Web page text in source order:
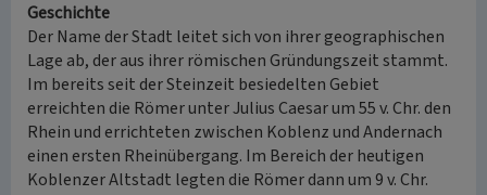
Geschichte
Der Name der Stadt leitet sich von ihrer geographischen
Lage ab, der aus ihrer römischen Gründungszeit stammt.
Im bereits seit der Steinzeit besiedelten Gebiet
erreichten die Römer unter Julius Caesar um 55 v. Chr. den
Rhein und errichteten zwischen Koblenz und Andernach
einen ersten Rheinübergang. Im Bereich der heutigen
Koblenzer Altstadt legten die Römer dann um 9 v. Chr.